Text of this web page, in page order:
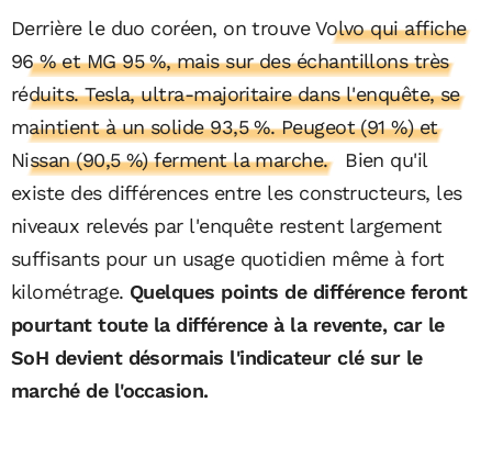
Derrière le duo coréen, on trouveVolvo qui affiche
96 % et MG 95 %, mais sur des échantillons très
réduits. Tesla, ultra-majoritaire dans l'enquête, se
maintient à un solide 93,5 %. Peugeot (91 %) et
Nissan (90,5 %) ferment la marche.
Bien qu'il
existe des différences entre les constructeurs, les
niveaux relevés par l'enquête restent largement
suffisants pour un usage quotidien même à fort
kilométrage. Quelques points de différence feront
pourtant toute la différence à la revente, car le
SoH devient désormais l'indicateur clé sur le
marché de l'occasion.